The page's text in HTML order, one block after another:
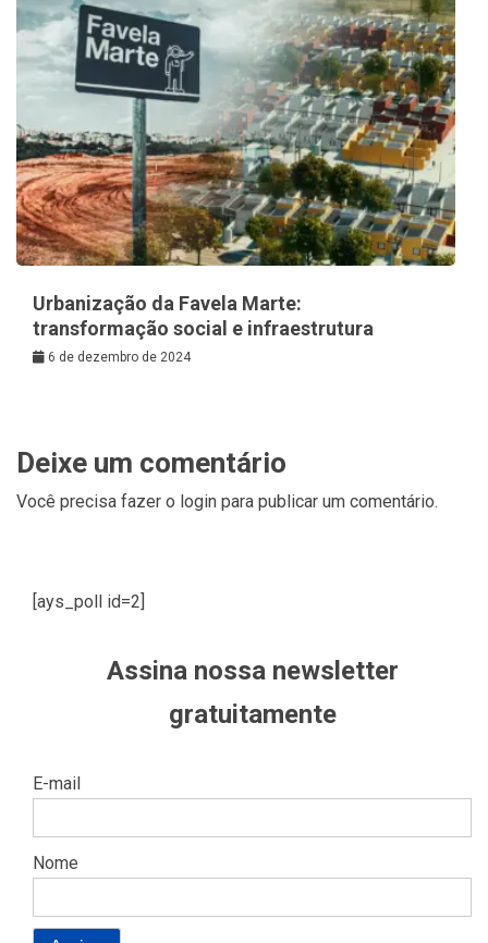
Urbanização da Favela Marte:
transformação social e infraestrutura
6 de dezembro de 2024
Deixe um comentário
Você precisa fazer o login para publicar um comentário.
[ays_poll id=2]
Assina nossa newsletter
gratuitamente
E-mail
Nome